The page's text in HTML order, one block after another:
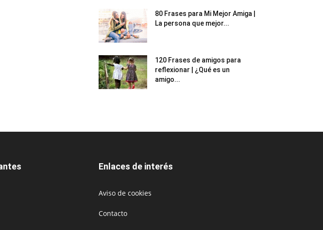
80 Frases para Mi Mejor Amiga |
La persona que mejor...
120 Frases de amigos para
reflexionar | ¿Qué es un
amigo...
Enlaces de interés
Aviso de cookies
Contacto